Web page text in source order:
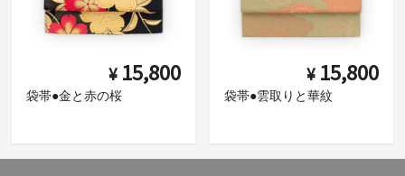
¥ 15,800
袋帯●金と赤の桜
¥ 15,800
袋帯●雲取りと華紋